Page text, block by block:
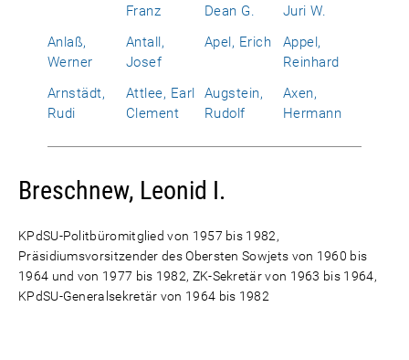
Franz
Dean G.
Juri W.
Anlaß,
Werner
Antall,
Josef
Apel, Erich
Appel,
Reinhard
Arnstädt,
Rudi
Attlee, Earl
Clement
Augstein,
Rudolf
Axen,
Hermann
Breschnew, Leonid I.
KPdSU-Politbüromitglied von 1957 bis 1982,
Präsidiumsvorsitzender des Obersten Sowjets von 1960 bis
1964 und von 1977 bis 1982, ZK-Sekretär von 1963 bis 1964,
KPdSU-Generalsekretär von 1964 bis 1982